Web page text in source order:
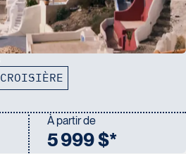
CROISIÈRE
À partir de
5 999 $*